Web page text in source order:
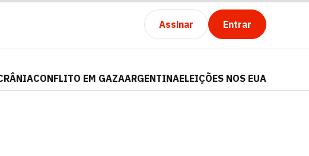
Assinar Entrar
CONFLITO EM GAZAARGENTINAELEIÇÕES NOS EUA